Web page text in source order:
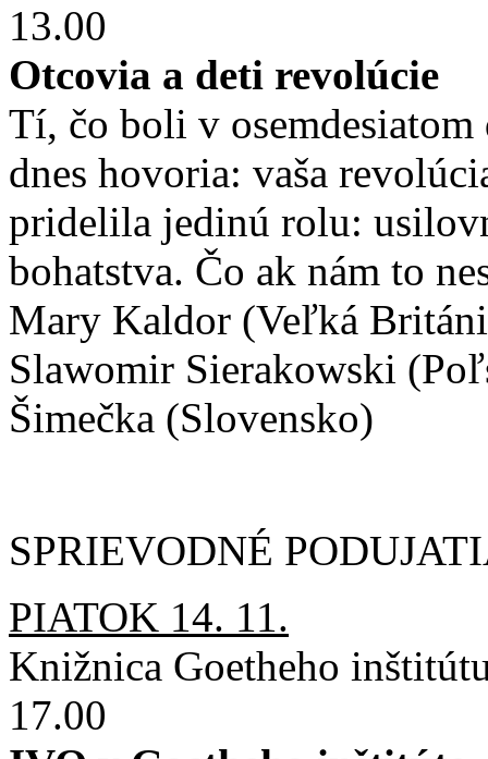
13.00
Otcovia a deti revolúcie
Tí, čo boli v
dnes hovoria: vaša
pridelila jedinú rolu:
bohatstva. Čo ak nám to
Mary Kaldor (Veľká
Slawomir Sierakowski
Šimečka (Slovensko)
SPRIEVODNÉ
PIATOK 14. 11.
Knižnica Goetheho
17.00